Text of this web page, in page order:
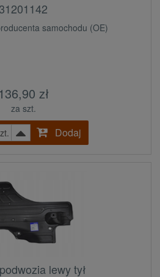
samochodu (OE)
136,90 zł
za szt.
Dodaj
lewy tył